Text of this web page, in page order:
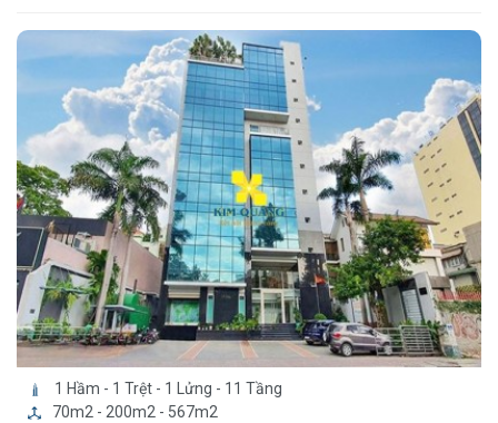
1 Hầm - 1 Trệt - 1 Lửng - 11 Tầng
70m2 - 200m2 - 567m2